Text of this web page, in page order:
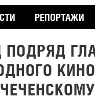
РЕПОРТАЖИ
ПОДРЯД